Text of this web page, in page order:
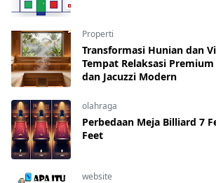
Properti
Transformasi Hunian dan
Tempat Relaksasi
dan Jacuzzi Modern
olahraga
Perbedaan Meja Billiard 7
Feet
website